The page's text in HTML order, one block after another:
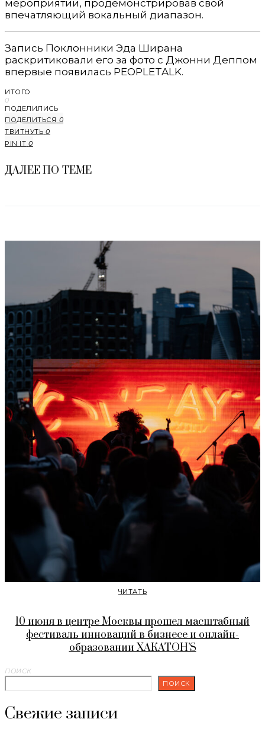
мероприятии, продемонстрировав свой
впечатляющий вокальный диапазон.
Запись Поклонники Эда Ширана
раскритиковали его за фото с Джонни Деппом
впервые появилась PEOPLETALK.
ИТОГО
0
ПОДЕЛИЛИСЬ
ПОДЕЛИТЬСЯ 0
ТВИТНУТЬ 0
PIN IT 0
ДАЛЕЕ ПО ТЕМЕ
ЧИТАТЬ
10 июня в центре Москвы прошел масштабный
фестиваль инноваций в бизнесе и онлайн-
образовании ХАКАТОН’S
ПОИСК
ПОИСК
Свежие записи